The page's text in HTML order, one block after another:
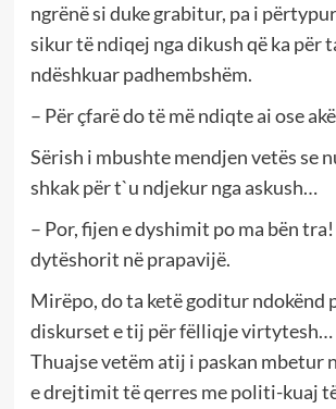
ngrënë si duke grabitur, pa i
sikur të ndiqej nga dikush që ka për
ndëshkuar padhembshëm.
– Për çfarë do të më ndiqte ai ose
Sërish i mbushte mendjen vetës se
shkak për t`u ndjekur nga askush…
– Por, fijen e dyshimit po ma bën
dytëshorit në prapavijë.
Mirëpo, do ta ketë goditur ndokënd
diskurset e tij për fëlliqje virtytesh…
Thuajse vetëm atij i paskan mbetur
e drejtimit të qerres me politi-kuaj